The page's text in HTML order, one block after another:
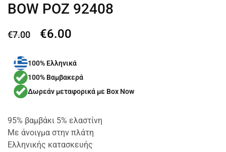
BOW ΡΟΖ 92408
€7.00 €6.00
100% Ελληνικά
100% Βαμβακερά
Δωρεάν μεταφορικά με Box Now
95% βαμβάκι 5% ελαστίνη
Με άνοιγμα στην πλάτη
Ελληνικής κατασκευής